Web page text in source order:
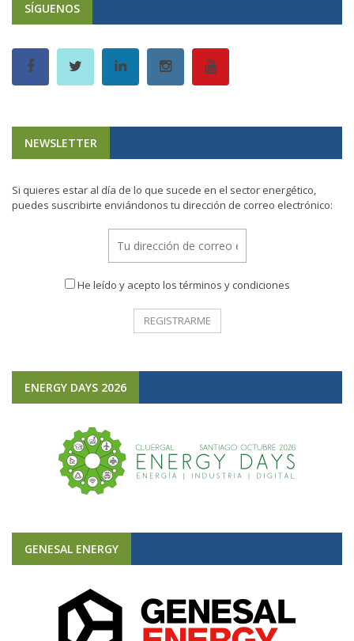
SÍGUENOS
NEWSLETTER
Si quieres estar al día de lo que sucede en el sector energético,
puedes suscribirte enviándonos tu dirección de correo electrónico:
He leído y acepto los términos y condiciones
ENERGY DAYS 2026
GENESAL ENERGY